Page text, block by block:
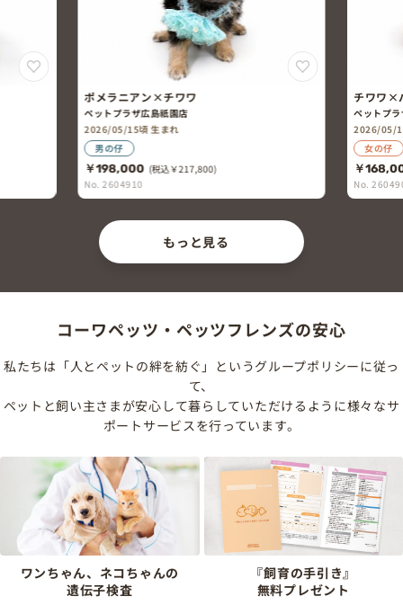
ポメラニアン×チワワ
ペットプラザ広島祇園店
2026/05/15頃 生まれ
男の仔
￥198,000 (税込￥217,800)
No. 2604910
チワワ×
ペットプ
2026/05/
女の仔
￥
No.
もっと見る
コーワペッツ・ペッツフレンズの安心
私たちは「人とペットの絆を紡ぐ」というグループポリシーに従っ
て、
ペットと飼い主さまが安心して暮らしていただけるように様々なサ
ポートサービスを行っています。
ワンちゃん、ネコちゃんの
遺伝子検査
『飼育の手引き』
無料プレゼント